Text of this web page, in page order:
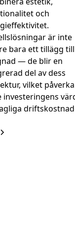
och
är inte
bara ett tillägg
— de blir en
del av dess
vilket
investeringens